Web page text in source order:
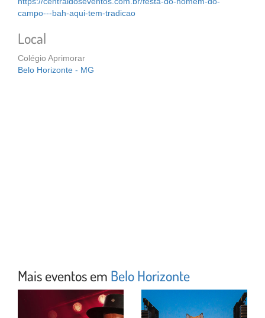
campo---bah-aqui-tem-tradicao
Local
Colégio Aprimorar
Belo Horizonte - MG
Mais eventos em Belo Horizonte